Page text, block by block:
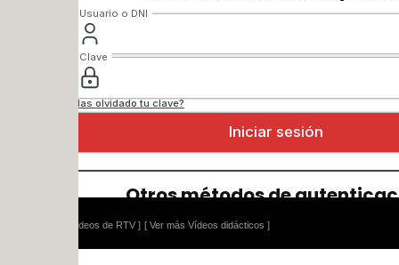
[ Ver más Vídeos didácticos ]